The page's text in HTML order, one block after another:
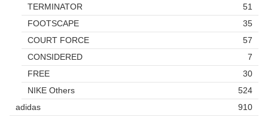
TERMINATOR
51
FOOTSCAPE
35
COURT FORCE
57
CONSIDERED
7
FREE
30
NIKE Others
524
adidas
910